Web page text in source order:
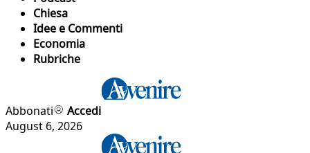
Chiesa
Idee e Commenti
Economia
Rubriche
Abbonati
Accedi
August 6, 2026